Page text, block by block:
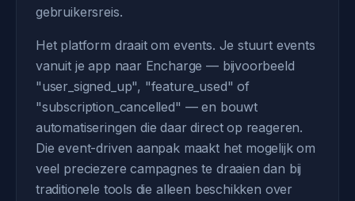
gebruikersreis.
Het platform draait om events. Je stuurt events
vanuit je app naar Encharge — bijvoorbeeld
"user_signed_up", "feature_used" of
"subscription_cancelled" — en bouwt
automatiseringen die daar direct op reageren.
Die event-driven aanpak maakt het mogelijk om
veel preciezere campagnes te draaien dan bij
traditionele tools die alleen beschikken over